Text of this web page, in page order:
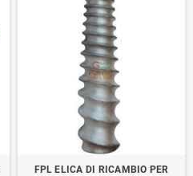
FPL ELICA DI RICAMBIO PER